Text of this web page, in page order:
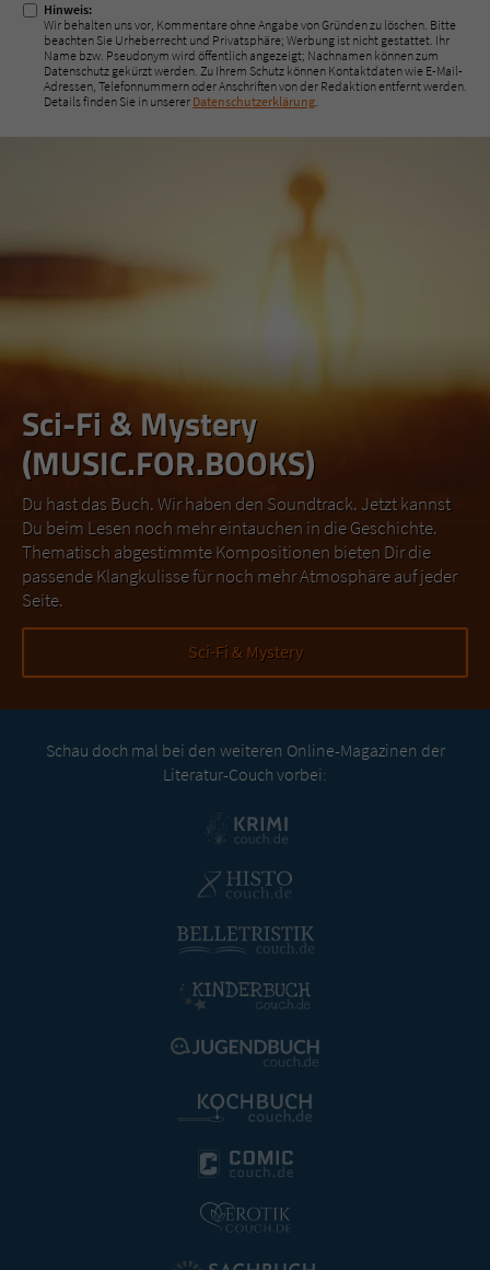
Hinweis:
Wir behalten uns vor, Kommentare ohne Angabe von Gründen zu löschen. Bitte
beachten Sie Urheberrecht und Privatsphäre; Werbung ist nicht gestattet. Ihr
Name bzw. Pseudonym wird öffentlich angezeigt; Nachnamen können zum
Datenschutz gekürzt werden. Zu Ihrem Schutz können Kontaktdaten wie E-Mail-
Adressen, Telefonnummern oder Anschriften von der Redaktion entfernt werden.
Details finden Sie in unserer Datenschutzerklärung.
Sci-Fi & Mystery
(MUSIC.FOR.BOOKS)
Du hast das Buch. Wir haben den Soundtrack. Jetzt kannst
Du beim Lesen noch mehr eintauchen in die Geschichte.
Thematisch abgestimmte Kompositionen bieten Dir die
passende Klangkulisse für noch mehr Atmosphäre auf jeder
Seite.
Sci-Fi & Mystery
Schau doch mal bei den weiteren Online-Magazinen der
Literatur-Couch vorbei: